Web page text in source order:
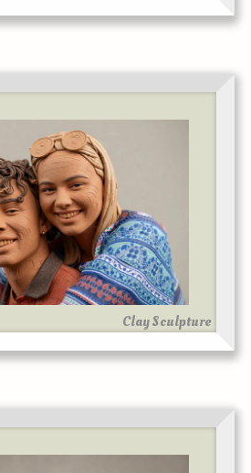
Clay Sculpture